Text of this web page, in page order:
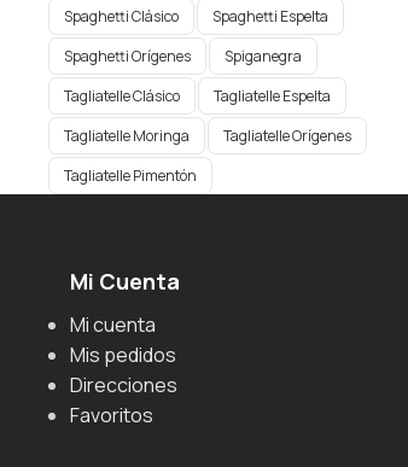
Spaghetti Clásico
Spaghetti Espelta
Spaghetti Orígenes​
Spiganegra
Tagliatelle Clásico
Tagliatelle Espelta
Tagliatelle Moringa
Tagliatelle Orígenes
Tagliatelle Pimentón
Mi Cuenta
Mi cuenta
Mis pedidos
Direcciones
Favoritos